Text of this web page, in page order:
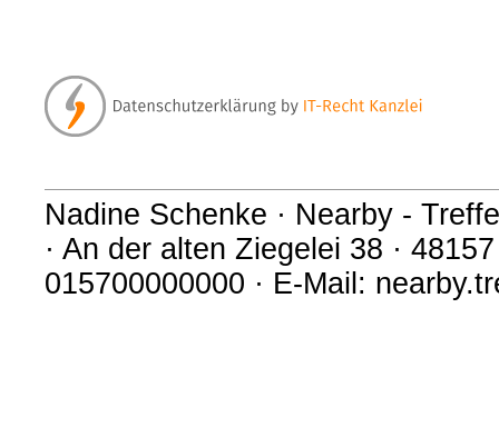
Nadine Schenke · Nearby -
· An der alten Ziegelei 38 ·
015700000000 · E-Mail: